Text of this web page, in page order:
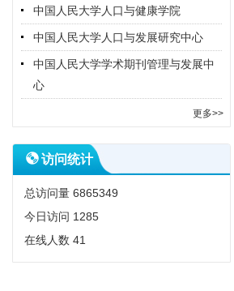
中国人民大学人口与健康学院
中国人民大学人口与发展研究中心
中国人民大学学术期刊管理与发展中
心
更多>>
访问统计
总访问量 6865349
今日访问 1285
在线人数 41